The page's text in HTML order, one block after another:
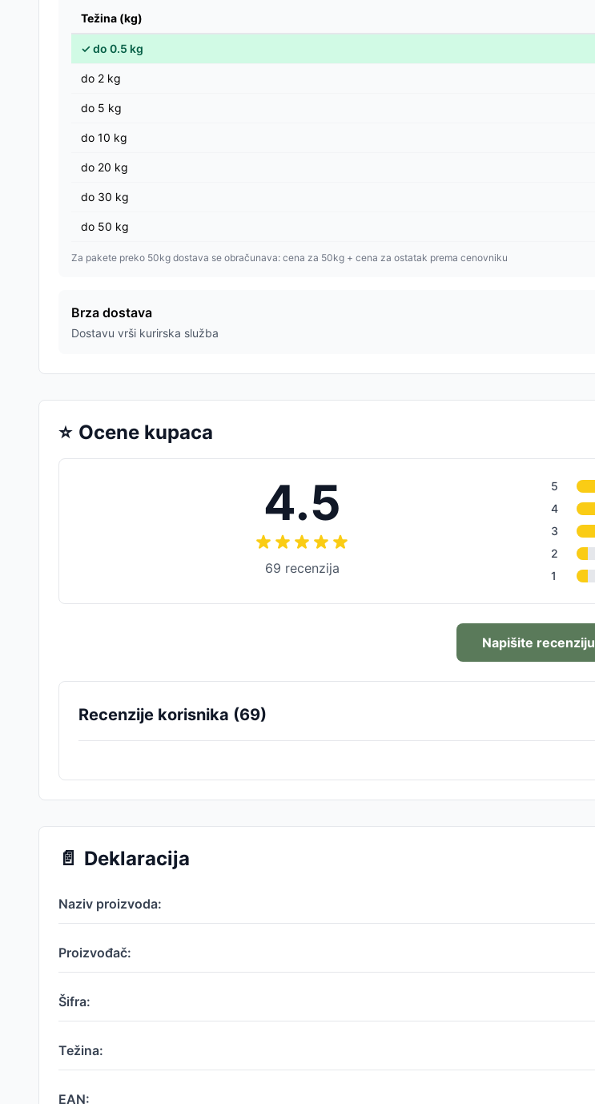
Težina (kg)
✓do 0.5 kg
do 2 kg
do 5 kg
do 10 kg
do 20 kg
do 30 kg
do 50 kg
Za pakete preko 50kg dostava se obračunava: cena za 50kg + cena za ostatak prema cenovniku
Brza dostava
Dostavu vrši kurirska služba
⭐ Ocene kupaca
4.5
69 recenzija
5
4
3
2
1
Napišite recenziju
Recenzije korisnika (69)
📄 Deklaracija
Naziv proizvoda:
Proizvođač:
Šifra:
Težina:
EAN: